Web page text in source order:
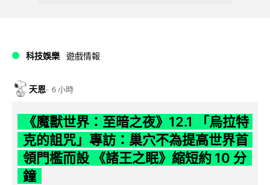
科技娛樂 遊戲情報
天恩 6 小時
《魔獸世界：至暗之夜》12.1 「烏拉特
克的詛咒」專訪：巢穴不為提高世界首
領門檻而設 《諸王之眠》縮短約 10 分
鐘